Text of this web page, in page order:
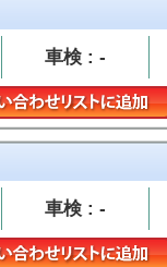
車検 : -
車検 : -